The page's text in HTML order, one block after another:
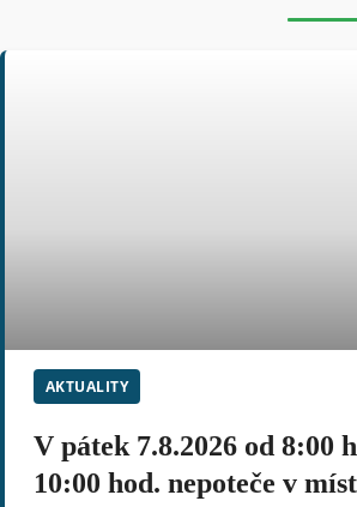
AKTUALITY
V pátek 7.8.2026 od 8:00
10:00 hod. nepoteče v